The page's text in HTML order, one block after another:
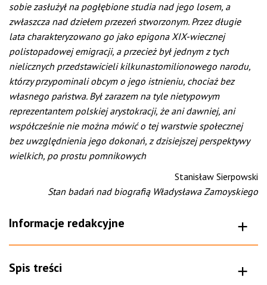
sobie zasłużył na pogłębione studia nad jego losem, a
zwłaszcza nad dziełem przezeń stworzonym. Przez długie
lata charakteryzowano go jako epigona XIX-wiecznej
polistopadowej emigracji, a przecież był jednym z tych
nielicznych przedstawicieli kilkunastomilionowego narodu,
którzy przypominali obcym o jego istnieniu, chociaż bez
własnego państwa. Był zarazem na tyle nietypowym
reprezentantem polskiej arystokracji, że ani dawniej, ani
współcześnie nie można mówić o tej warstwie społecznej
bez uwzględnienia jego dokonań, z dzisiejszej perspektywy
wielkich, po prostu pomnikowych
Stanisław Sierpowski
Stan badań nad biografią Władysława Zamoyskiego
Informacje redakcyjne
Spis treści